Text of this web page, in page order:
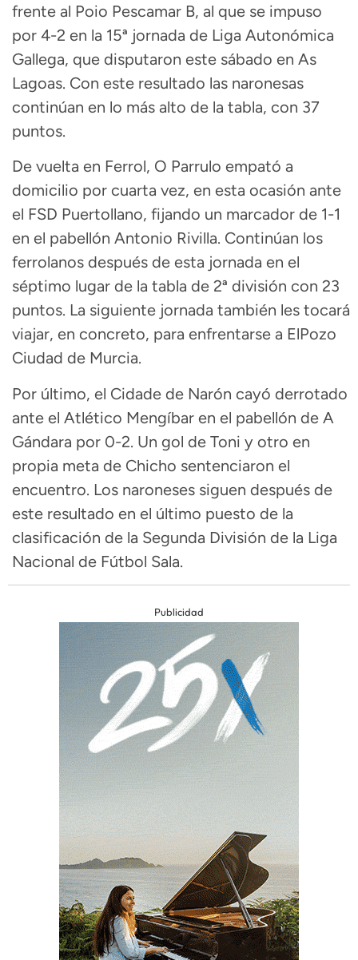
frente al Poio Pescamar B, al que se impuso
por 4-2 en la 15ª jornada de Liga Autonómica
Gallega, que disputaron este sábado en As
Lagoas. Con este resultado las naronesas
continúan en lo más alto de la tabla, con 37
puntos.
De vuelta en Ferrol, O Parrulo empató a
domicilio por cuarta vez, en esta ocasión ante
el FSD Puertollano, fijando un marcador de 1-1
en el pabellón Antonio Rivilla. Continúan los
ferrolanos después de esta jornada en el
séptimo lugar de la tabla de 2ª división con 23
puntos. La siguiente jornada también les tocará
viajar, en concreto, para enfrentarse a ElPozo
Ciudad de Murcia.
Por último, el Cidade de Narón cayó derrotado
ante el Atlético Mengíbar en el pabellón de A
Gándara por 0-2. Un gol de Toni y otro en
propia meta de Chicho sentenciaron el
encuentro. Los naroneses siguen después de
este resultado en el último puesto de la
clasificación de la Segunda División de la Liga
Nacional de Fútbol Sala.
Publicidad